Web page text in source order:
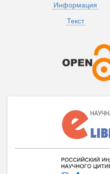
Информация
Текст